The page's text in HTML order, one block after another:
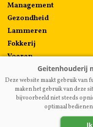
Management
Gezondheid
Lammeren
Fokkerij
Voeren
Algemeen
Melkprijzen
Deze website maakt gebruik van
maken het gebruik van deze
bijvoorbeeld niet steeds
optimaal